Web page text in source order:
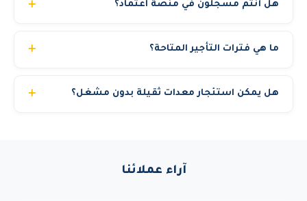
هل أنتم مسجلون في منصة اعتماد؟
سجل تجاري ساري برقم 7038674425 وتصنيف مقاولين. نوفر
المضافة. مؤهلون للعمل في المشاريع الحكومية والمناقصات.
ما هي فترات التأجير المتاحة؟
نوفر تأجير بالمشوار لبعض المعدات. أسعار خاصة للعقود الطويلة
هل يمكن استئجار معدات ثقيلة بدون مشغل؟
سارية للسائق. الكرينات والمان لفت الكبيرة تتطلب دائماً مشغل
آراء عملائنا